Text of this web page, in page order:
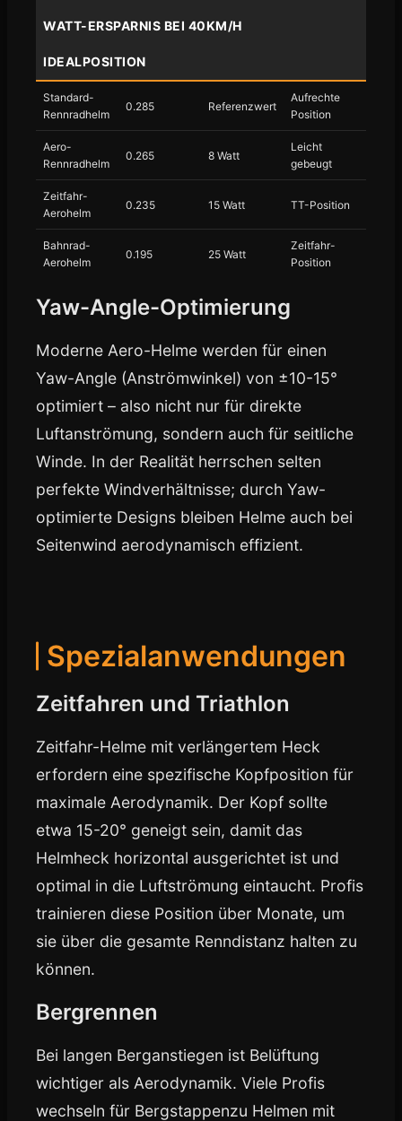
WATT-ERSPARNIS BEI 40KM/H
IDEALPOSITION
Standard-
Rennradhelm
0.285 Referenzwert
Aufrechte
Position
Aero-
Rennradhelm
0.265 8 Watt
Leicht
gebeugt
Zeitfahr-
Aerohelm
0.235 15 Watt TT-Position
Bahnrad-
Aerohelm
0.195 25 Watt
Zeitfahr-
Position
Yaw-Angle-Optimierung
Moderne Aero-Helme werden für einen
Yaw-Angle (Anströmwinkel) von ±10-15°
optimiert – also nicht nur für direkte
Luftanströmung, sondern auch für seitliche
Winde. In der Realität herrschen selten
perfekte Windverhältnisse; durch Yaw-
optimierte Designs bleiben Helme auch bei
Seitenwind aerodynamisch effizient.
Spezialanwendungen
Zeitfahren und Triathlon
Zeitfahr-Helme mit verlängertem Heck
erfordern eine spezifische Kopfposition für
maximale Aerodynamik. Der Kopf sollte
etwa 15-20° geneigt sein, damit das
Helmheck horizontal ausgerichtet ist und
optimal in die Luftströmung eintaucht. Profis
trainieren diese Position über Monate, um
sie über die gesamte Renndistanz halten zu
können.
Bergrennen
Bei langen Berganstiegen ist Belüftung
wichtiger als Aerodynamik. Viele Profis
wechseln für Bergstappenzu Helmen mit